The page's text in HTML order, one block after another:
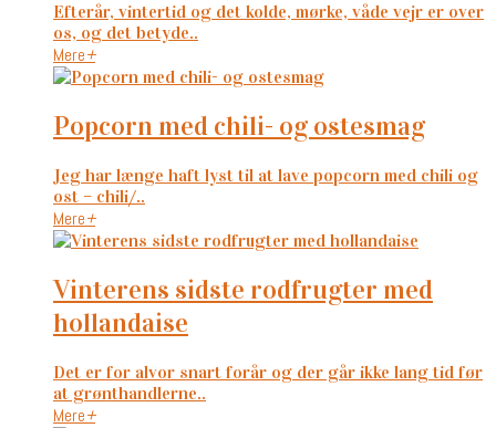
Efterår, vintertid og det kolde, mørke, våde vejr er over
os, og det betyde..
Mere+
popcorn med chili- og ostesmag
Jeg har længe haft lyst til at lave popcorn med chili og
ost – chili/..
Mere+
vinterens sidste rodfrugter med
hollandaise
Det er for alvor snart forår og der går ikke lang tid før
at grønthandlerne..
Mere+